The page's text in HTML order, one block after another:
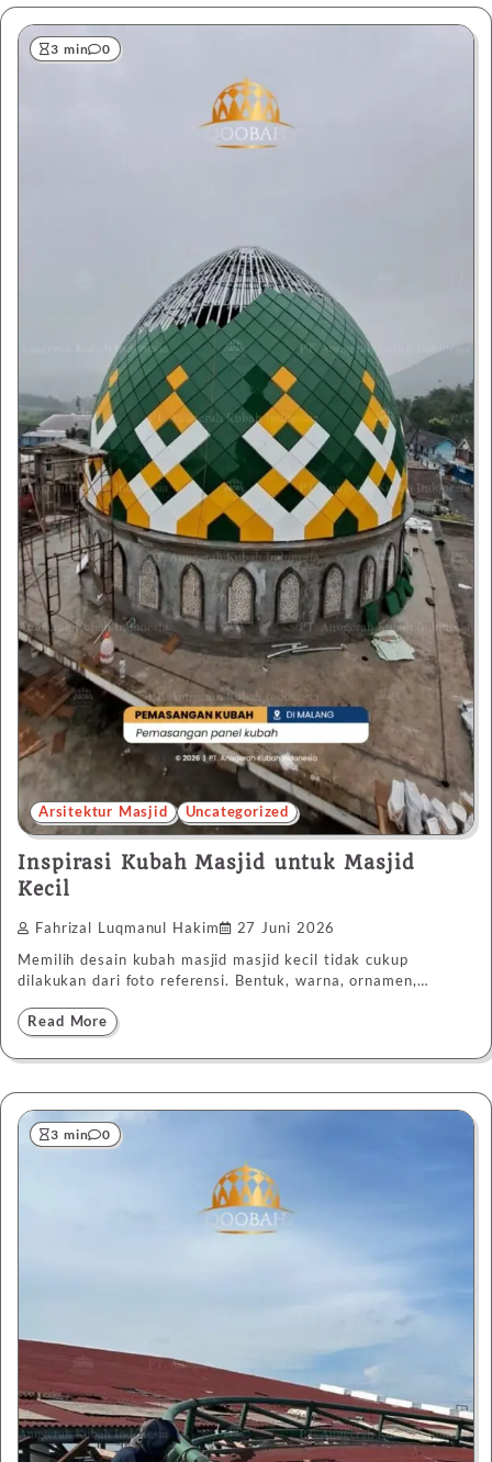
3 min 0
Arsitektur Masjid Uncategorized
Inspirasi Kubah Masjid untuk Masjid
Kecil
Fahrizal Luqmanul Hakim 27 Juni 2026
Memilih desain kubah masjid masjid kecil tidak cukup
dilakukan dari foto referensi. Bentuk, warna, ornamen,…
Read More
3 min 0